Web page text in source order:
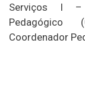
Serviços I –
Pedagógico
Coordenador